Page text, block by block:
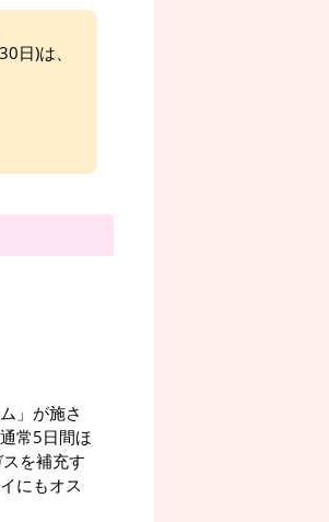
日)は、
」が施さ
常5日間ほ
を補充す
にもオス